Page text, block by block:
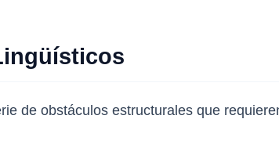
de obstáculos estructurales que